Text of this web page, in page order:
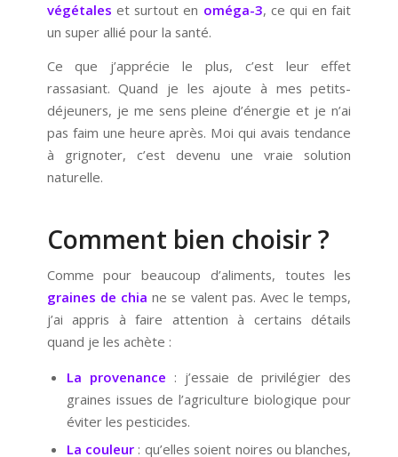
végétales et surtout en oméga-3, ce qui en fait
un super allié pour la santé.
Ce que j’apprécie le plus, c’est leur effet
rassasiant. Quand je les ajoute à mes petits-
déjeuners, je me sens pleine d’énergie et je n’ai
pas faim une heure après. Moi qui avais tendance
à grignoter, c’est devenu une vraie solution
naturelle.
Comment bien choisir ?
Comme pour beaucoup d’aliments, toutes les
graines de chia ne se valent pas. Avec le temps,
j’ai appris à faire attention à certains détails
quand je les achète :
La provenance : j’essaie de privilégier des
graines issues de l’agriculture biologique pour
éviter les pesticides.
La couleur: qu’elles soient noires ou blanches,